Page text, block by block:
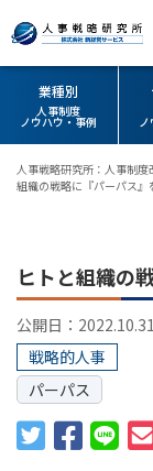
業種別
人事制度
ノウハウ・事例 ノ
人事戦略研究所：人事制度
組織の戦略に『パーパス
ヒトと組織の
公開日：2022.10.31
戦略的人事
パーパス